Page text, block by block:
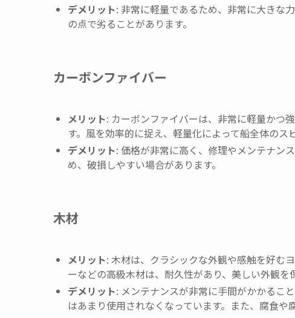
デメリット: 非常に軽量であるため、非常に大きな
の点で劣ることがあります。
カーボンファイバー
メリット: カーボンファイバーは、非常に軽量かつ
す。風を効率的に捉え、軽量化によって船全体のス
デメリット: 価格が非常に高く、修理やメンテナン
め、破損しやすい場合があります。
木材
メリット: 木材は、クラシックな外観や感触を好む
ーなどの高級木材は、耐久性があり、美しい外観を
デメリット: メンテナンスが非常に手間がかかるこ
はあまり使用されなくなっています。また、腐食や